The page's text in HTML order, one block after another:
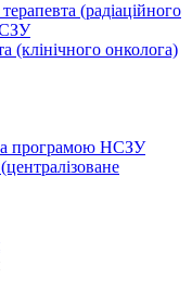
(радіаційного
(клінічного онколога)
програмою НСЗУ